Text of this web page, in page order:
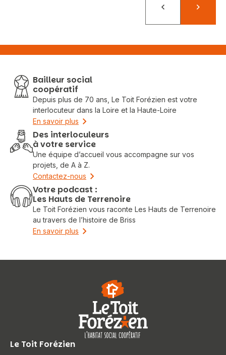
PrécédentSuivant
Bailleur social
coopératif
Depuis plus de 70 ans, Le Toit Forézien est votre
interlocuteur dans la Loire et la Haute-Loire
En savoir plus
Des interloculeurs
à votre service
Une équipe d’accueil vous accompagne sur vos
projets, de A à Z.
Contactez-nous
Votre podcast :
Les Hauts de Terrenoire
Le Toit Forézien vous raconte Les Hauts de Terrenoire
au travers de l’histoire de Briss
En savoir plus
Le Toit Forézien